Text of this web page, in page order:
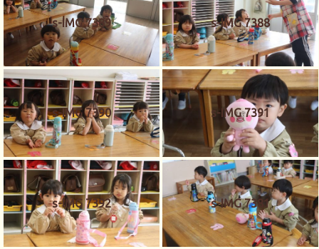
s-IMG 7389 s-IMG 7388
s-IMG 7390 s-IMG 7391
s-IMG 7392 s-IMG 7381